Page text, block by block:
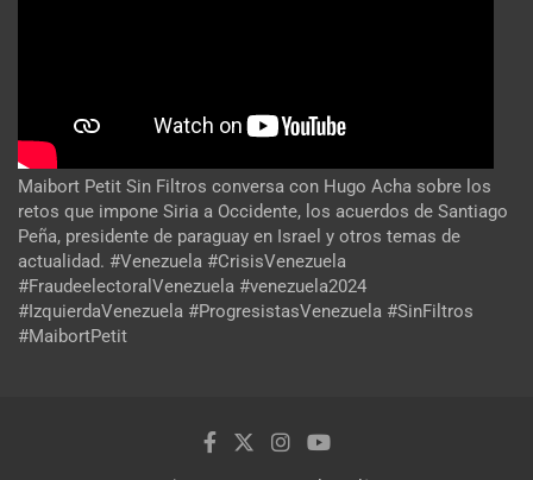
Maibort Petit Sin Filtros conversa con Hugo Acha sobre los
retos que impone Siria a Occidente, los acuerdos de Santiago
Peña, presidente de paraguay en Israel y otros temas de
actualidad. #Venezuela #CrisisVenezuela
#FraudeelectoralVenezuela #venezuela2024
#IzquierdaVenezuela #ProgresistasVenezuela #SinFiltros
#MaibortPetit